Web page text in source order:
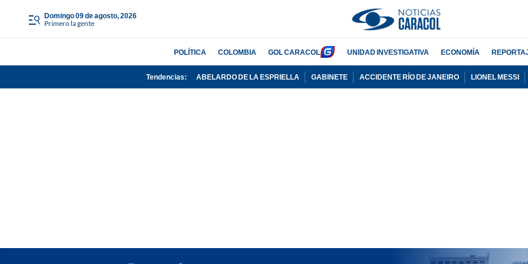
domingo 09 de agosto, 2026
Primero la gente
POLÍTICA COLOMBIA GOL CARACOL UNIDAD INVESTIGATIVA ECONOMÍA
Tendencias: ABELARDO DE LA ESPRIELLA GABINETE ACCIDENTE RÍO DE JANEIRO LIONEL MESSI